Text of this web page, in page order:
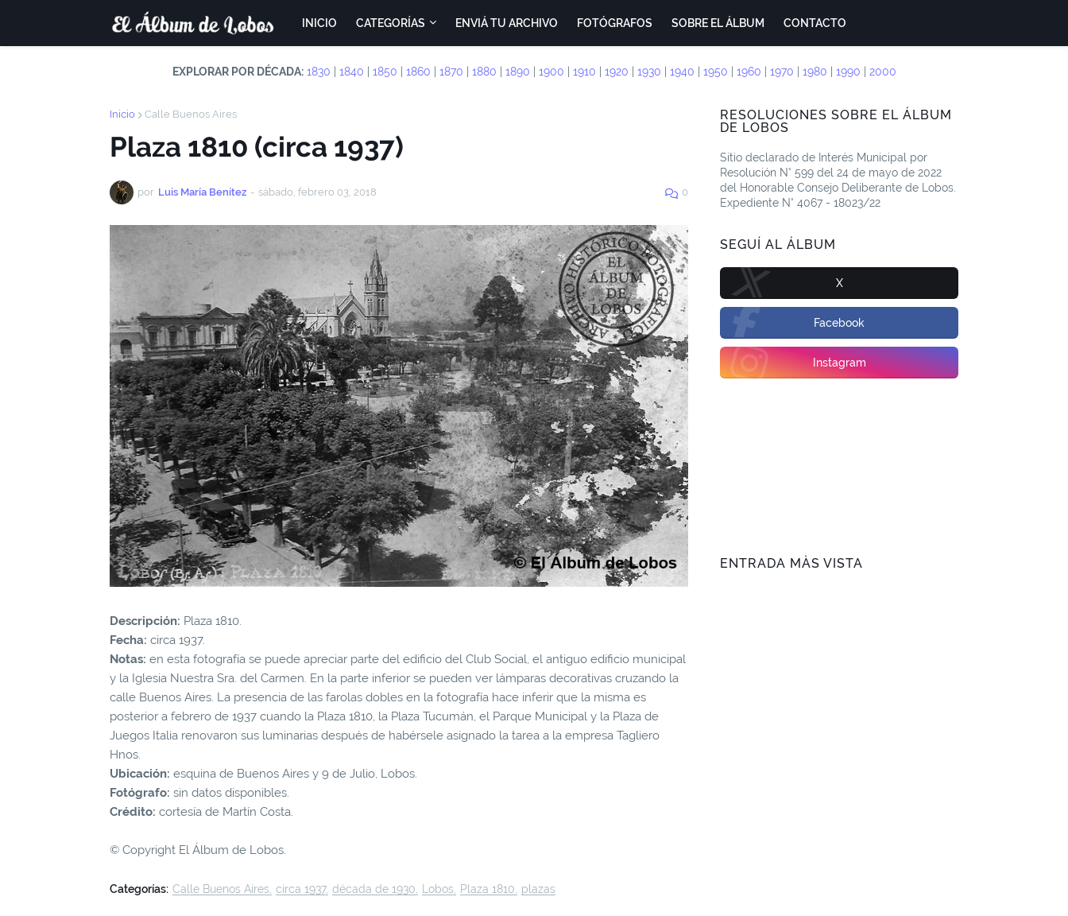
INICIO CATEGORÍAS ENVIÁ TU ARCHIVO FOTÓGRAFOS SOBRE EL ÁLBUM CONTACTO
EXPLORAR POR DÉCADA: 1830 1840 1850 1860 1870 1880 1890 1900 1910 1920 1930 1940 1950 1960 1970 1980 1990 2000
Inicio Calle Buenos Aires
Plaza 1810 (circa 1937)
por Luis María Benítez - sábado, febrero 03, 2018 0
Descripción: Plaza 1810.
Fecha: circa 1937.
Notas: en esta fotografía se puede apreciar parte del edificio del Club Social, el antiguo edificio municipal
y la Iglesia Nuestra Sra. del Carmen. En la parte inferior se pueden ver lámparas decorativas cruzando la
calle Buenos Aires. La presencia de las farolas dobles en la fotografía hace inferir que la misma es
posterior a febrero de 1937 cuando la Plaza 1810, la Plaza Tucumán, el Parque Municipal y la Plaza de
Juegos Italia renovaron sus luminarias después de habérsele asignado la tarea a la empresa Tagliero
Hnos.
Ubicación: esquina de Buenos Aires y 9 de Julio, Lobos.
Fotógrafo: sin datos disponibles.
Crédito: cortesía de Martín Costa.
© Copyright El Álbum de Lobos.
Categorías: Calle Buenos Aires circa 1937 década de 1930 Lobos Plaza 1810 plazas
RESOLUCIONES SOBRE EL ÁLBUM
DE LOBOS
Sitio declarado de Interés Municipal por
Resolución N° 599 del 24 de mayo de 2022
del Honorable Consejo Deliberante de Lobos.
Expediente N° 4067 - 18023/22
SEGUÍ AL ÁLBUM
X
Facebook
Instagram
ENTRADA MÀS VISTA